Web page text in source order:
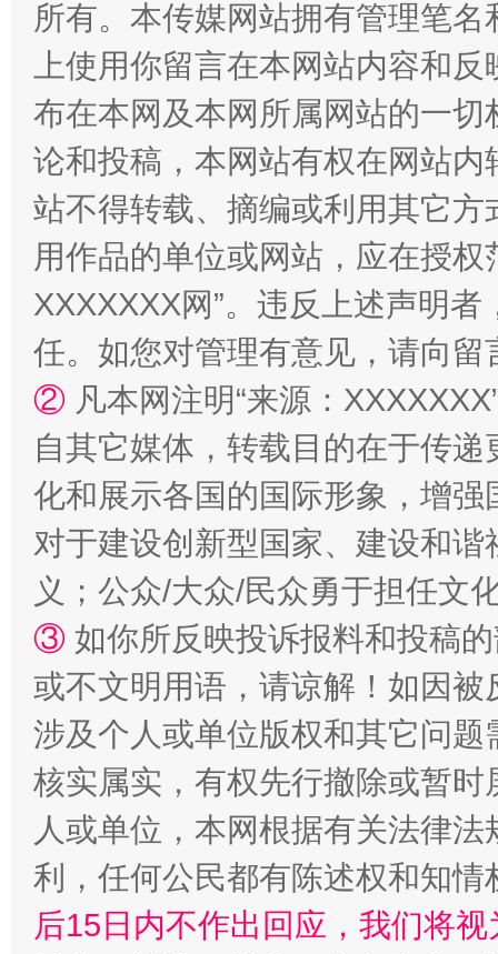
国家大学科技园优化重塑工作
扯下公款旅游的“隐身衣” 如何以
“蜀中异人”王建安的艺术幻境
所有。本传媒网站拥有管理笔
上使用你留言在本网站内容和
布在本网及本网所属网站的一
论和投稿，本网站有权在网站
站不得转载、摘编或利用其它
用作品的单位或网站，应在授
XXXXXXX网”。违反上述声明
任。如您对管理有意见，请向
② 凡本网注明“来源：
自其它媒体，转载目的在于传
化和展示各国的国际形象，增
对于建设创新型国家、建设和
义；公众/大众/民众勇于担任文
③ 如你所反映投诉报料和投稿
或不文明用语，请谅解！如因
涉及个人或单位版权和其它问题
核实属实，有权先行撤除或暂
人或单位，本网根据有关法律
利，任何公民都有陈述权和知情
后15日内不作出回应，我们将